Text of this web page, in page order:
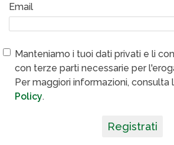
Email
Manteniamo i tuoi dati privati e li
con terze parti necessarie per
Per maggiori informazioni, consulta
Policy.
Registrati